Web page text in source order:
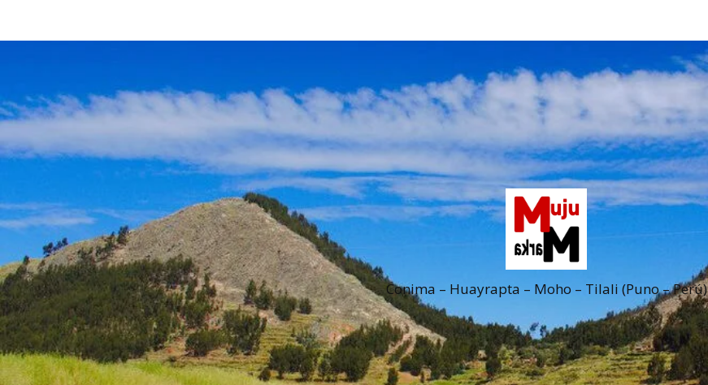
Conima – Huayrapta – Moho – Tilali (Puno – Perú)